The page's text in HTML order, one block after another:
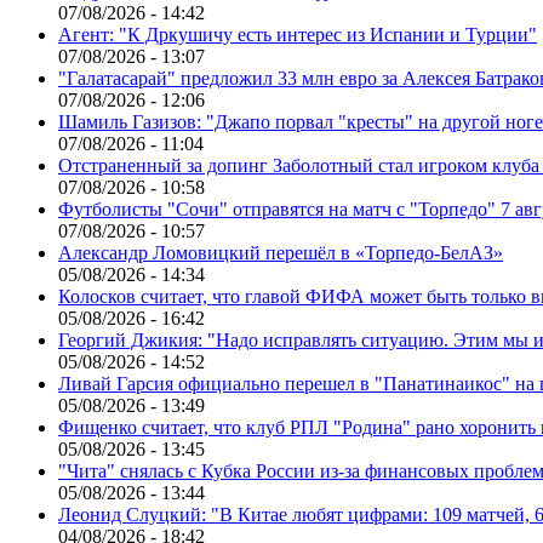
07/08/2026 - 14:42
Агент: "К Дркушичу есть интерес из Испании и Турции"
07/08/2026 - 13:07
"Галатасарай" предложил 33 млн евро за Алексея
07/08/2026 - 12:06
Шамиль Газизов: "Джапо порвал "кресты" на другой
07/08/2026 - 11:04
Отстраненный за допинг Заболотный стал игроком
07/08/2026 - 10:58
Футболисты "Сочи" отправятся на матч с "Торпедо" 7
07/08/2026 - 10:57
Александр Ломовицкий перешёл в «Торпедо-БелАЗ»
05/08/2026 - 14:34
Колосков считает, что главой ФИФА может быть только
05/08/2026 - 16:42
Георгий Джикия: "Надо исправлять ситуацию. Этим мы
05/08/2026 - 14:52
Ливай Гарсия официально перешел в "Панатинаикос" на
05/08/2026 - 13:49
Фищенко считает, что клуб РПЛ "Родина" рано хоронить
05/08/2026 - 13:45
"Чита" снялась с Кубка России из-за финансовых проблем
05/08/2026 - 13:44
Леонид Слуцкий: "В Китае любят цифрами: 109 матчей,
04/08/2026 - 18:42